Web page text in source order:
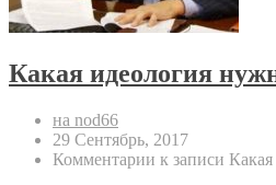
Какая идеология
на nod66
29 Сентябрь, 2017
Комментарии к записи